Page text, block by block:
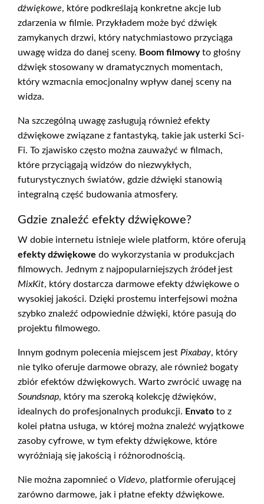
dźwiękowe, które podkreślają konkretne akcje lub
zdarzenia w filmie. Przykładem może być dźwięk
zamykanych drzwi, który natychmiastowo przyciąga
uwagę widza do danej sceny. Boom filmowyto głośny
dźwięk stosowany w dramatycznych momentach,
który wzmacnia emocjonalny wpływ danej sceny na
widza.
Na szczególną uwagę zasługują również efekty
dźwiękowe związane z fantastyką, takie jak usterki Sci-
Fi. To zjawisko często można zauważyć w filmach,
które przyciągają widzów do niezwykłych,
futurystycznych światów, gdzie dźwięki stanowią
integralną część budowania atmosfery.
Gdzie znaleźć efekty dźwiękowe?
W dobie internetu istnieje wiele platform, które oferują
efekty dźwiękowe do wykorzystania w produkcjach
filmowych. Jednym z najpopularniejszych źródeł jest
MixKit, który dostarcza darmowe efekty dźwiękowe o
wysokiej jakości. Dzięki prostemu interfejsowi można
szybko znaleźć odpowiednie dźwięki, które pasują do
projektu filmowego.
Innym godnym polecenia miejscem jest Pixabay, który
nie tylko oferuje darmowe obrazy, ale również bogaty
zbiór efektów dźwiękowych. Warto zwrócić uwagę na
Soundsnap, który ma szeroką kolekcję dźwięków,
idealnych do profesjonalnych produkcji. Envato to z
kolei płatna usługa, w której można znaleźć wyjątkowe
zasoby cyfrowe, w tym efekty dźwiękowe, które
wyróżniają się jakością i różnorodnością.
Nie można zapomnieć o Videvo, platformie oferującej
zarówno darmowe, jak i płatne efekty dźwiękowe.